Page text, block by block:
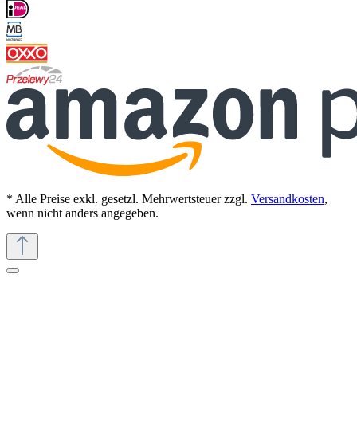
* Alle Preise exkl. gesetzl. Mehrwertsteuer zzgl. Versandkosten,
wenn nicht anders angegeben.